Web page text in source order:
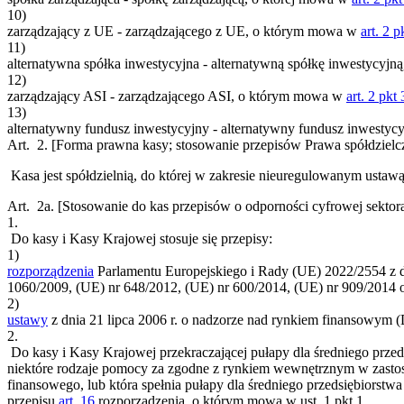
10)
zarządzający z UE - zarządzającego z UE, o którym mowa w art. 2
11)
alternatywna spółka inwestycyjna - alternatywną spółkę
12)
zarządzający ASI - zarządzającego ASI, o którym mowa w art. 2 pkt
13)
alternatywny fundusz inwestycyjny - alternatywny fundusz
Art. 2. [Forma prawna kasy; stosowanie przepisów Prawa
Kasa jest spółdzielnią, do której w zakresie nieuregulowanym
Art. 2a. [Stosowanie do kas przepisów o odporności cyfrowej
1.
Do kasy i Kasy Krajowej stosuje się przepisy:
1)
rozporządzenia Parlamentu Europejskiego i Rady (UE) 2022/2554
1060/2009, (UE) nr 648/2012, (UE) nr 600/2014, (UE) nr 909/
2)
ustawy z dnia 21 lipca 2006 r. o nadzorze nad rynkiem finansowym
2.
Do kasy i Kasy Krajowej przekraczającej pułapy dla średniego
niektóre rodzaje pomocy za zgodne z rynkiem wewnętrznym w
finansowego, lub która spełnia pułapy dla średniego
przepisu art. 16 rozporządzenia, o którym mowa w ust. 1 pkt 1.